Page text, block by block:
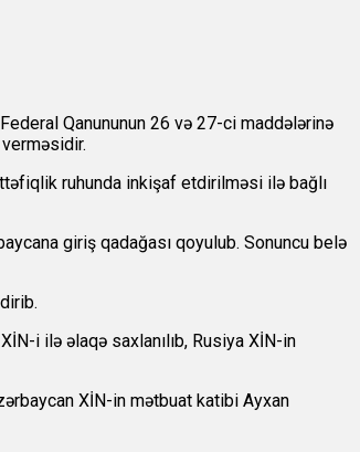
Qanununun 26 və 27-ci maddələrinə
ruhunda inkişaf etdirilməsi ilə bağlı
giriş qadağası qoyulub. Sonuncu belə
i ilə əlaqə saxlanılıb, Rusiya XİN-in
XİN-in mətbuat katibi Ayxan